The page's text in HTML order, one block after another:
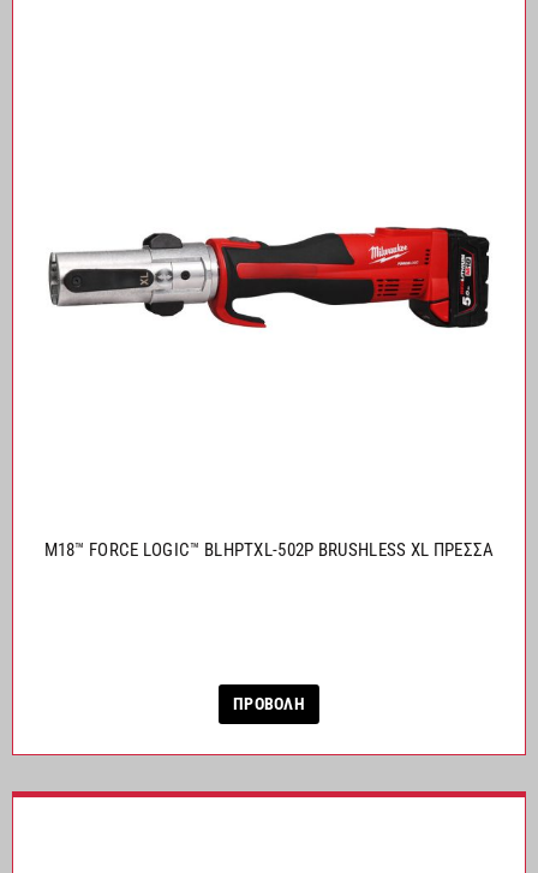
M18™ FORCE LOGIC™ BLHPTXL-502P BRUSHLESS XL ΠΡΕΣΣΑ
ΠΡΟΒΟΛΗ